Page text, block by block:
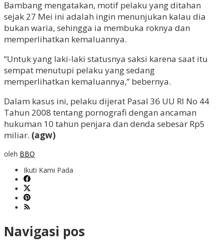
Bambang mengatakan, motif pelaku yang ditahan
sejak 27 Mei ini adalah ingin menunjukan kalau dia
bukan waria, sehingga ia membuka roknya dan
memperlihatkan kemaluannya.
“Untuk yang laki-laki statusnya saksi karena saat itu
sempat menutupi pelaku yang sedang
memperlihatkan kemaluannya,” bebernya.
Dalam kasus ini, pelaku dijerat Pasal 36 UU RI No 44
Tahun 2008 tentang pornografi dengan ancaman
hukuman 10 tahun penjara dan denda sebesar Rp5
miliar. (agw)
oleh BBO
Ikuti Kami Pada
Navigasi pos